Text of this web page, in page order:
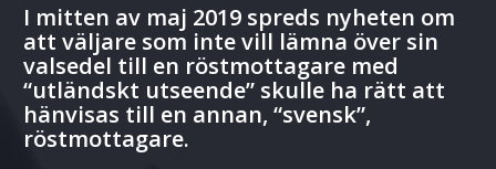
I mitten av maj 2019 spreds nyheten om
att väljare som inte vill lämna över sin
valsedel till en röstmottagare med
“utländskt utseende” skulle ha rätt att
hänvisas till en annan, “svensk”,
röstmottagare.